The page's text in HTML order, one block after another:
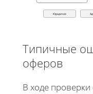
Юридично
Типичные
оферов
В ходе